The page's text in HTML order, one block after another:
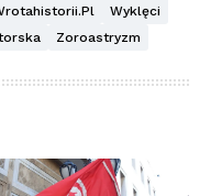
Wyklęci
Zoroastryzm